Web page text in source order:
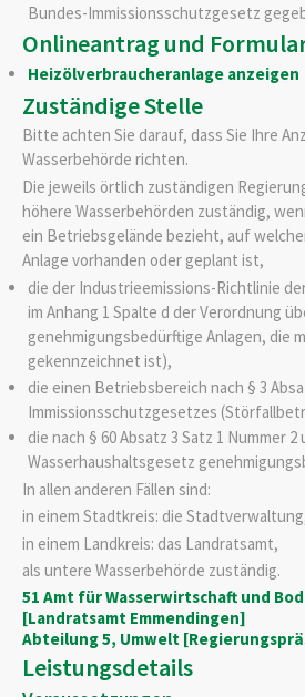
Bundes-Immissionsschutzgesetz
Onlineantrag und
Heizölverbraucheranlage anzeigen
Zuständige Stelle
Bitte achten Sie darauf, dass Sie Ihre
Wasserbehörde richten.
Die jeweils örtlich zuständigen
höhere Wasserbehörden zuständig,
ein Betriebsgelände bezieht, auf
Anlage vorhanden oder geplant ist,
die der Industrieemissions-Richtlinie
im Anhang 1 Spalte d der Verordnung
genehmigungsbedürftige Anlagen, die
gekennzeichnet ist),
die einen Betriebsbereich nach § 3
Immissionsschutzgesetzes
die nach § 60 Absatz 3 Satz 1 Nummer 2
Wasserhaushaltsgesetz
In allen anderen Fällen sind:
in einem Stadtkreis: die
in einem Landkreis: das Landratsamt,
als untere Wasserbehörde zuständig.
51 Amt für Wasserwirtschaft und
[Landratsamt Emmendingen]
Abteilung 5, Umwelt
Leistungsdetails